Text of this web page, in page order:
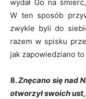
wydał Go na
W ten sposób
zwykle byli do
razem w spisku
jak zapowiedziano
8.Znęcano się nad
otworzył swoich